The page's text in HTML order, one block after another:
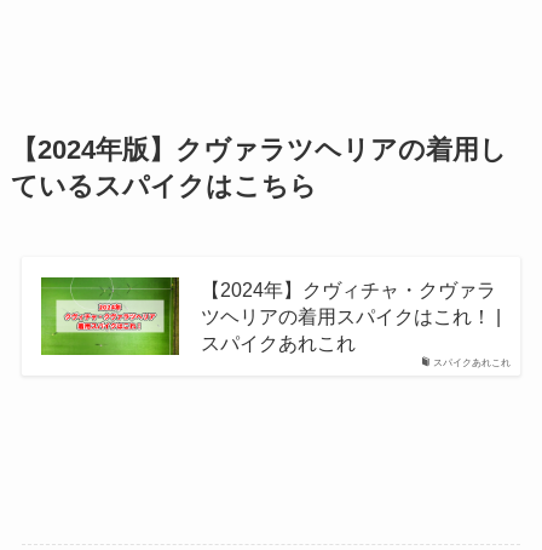
【2024年版】クヴァラツヘリアの着用し
ているスパイクはこちら
スパイクあれこれ
【2024年】クヴィチャ・クヴァラ
ツヘリアの着用スパイクはこれ！ |
スパイクあれこれ